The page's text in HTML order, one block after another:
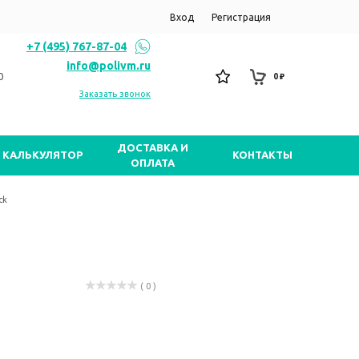
Вход Регистрация
+7 (495) 767-87-04
info@polivm.ru
Заказать звонок
0 ₽
КАЛЬКУЛЯТОР
ДОСТАВКА И
ОПЛАТА
КОНТАКТЫ
( 0 )